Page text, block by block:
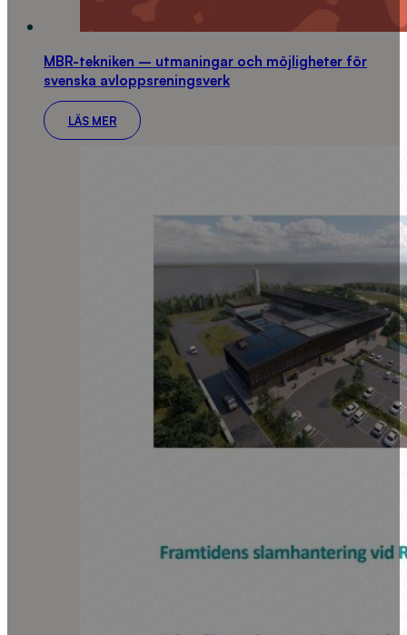
MBR-tekniken – utmaningar och möjligheter för
svenska avloppsreningsverk
LÄS MER